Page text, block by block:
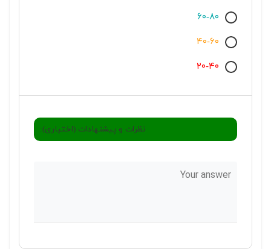
۶۰-۸۰
۴۰-۶۰
۲۰-۴۰
نظرات و پیشنهادات (اختیاری):